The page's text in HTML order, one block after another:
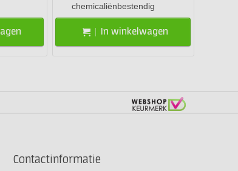
chemicaliënbestendig
In winkelwagen
Contactinformatie